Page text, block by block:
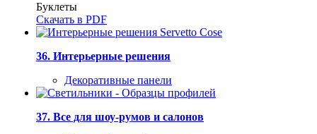
Буклеты
Скачать в PDF
36. Интерьерные решения
Декоративные панели
37. Все для шоу-румов и салонов